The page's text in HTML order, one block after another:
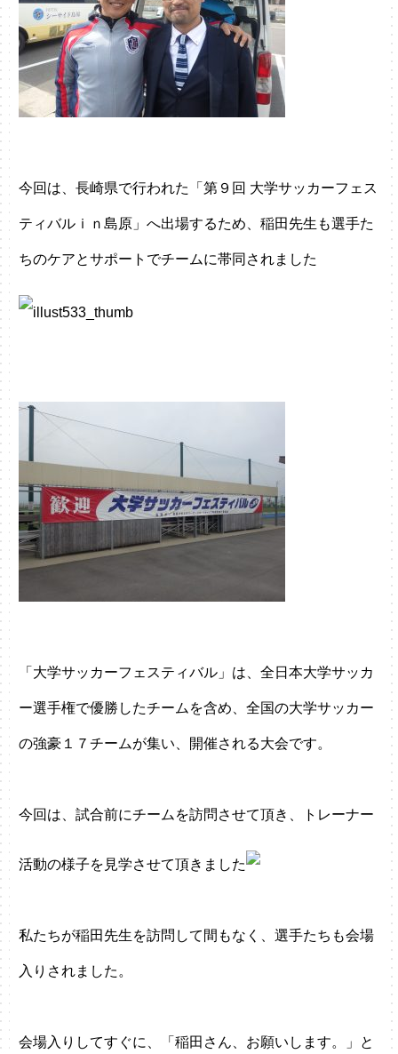
今回は、長崎県で行われた「第９回 大学サッカーフェス
ティバルｉｎ島原」へ出場するため、稲田先生も選手た
ちのケアとサポートでチームに帯同されました
「大学サッカーフェスティバル」は、全日本大学サッカ
ー選手権で優勝したチームを含め、全国の大学サッカー
の強豪１７チームが集い、開催される大会です。
今回は、試合前にチームを訪問させて頂き、トレーナー
活動の様子を見学させて頂きました
私たちが稲田先生を訪問して間もなく、選手たちも会場
入りされました。
会場入りしてすぐに、「稲田さん、お願いします。」と